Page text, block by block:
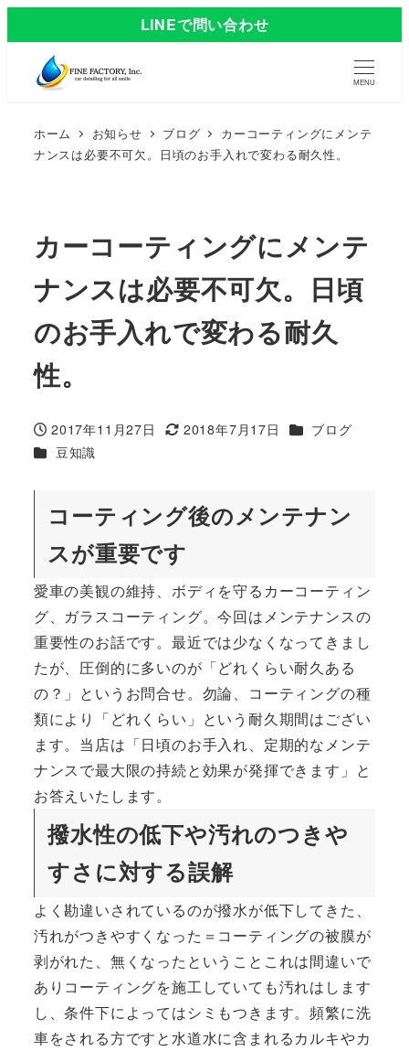
LINEで問い合わせ
MENU
ホーム お知らせ ブログ
カーコーティングにメンテ
ナンスは必要不可欠。日頃のお手入れで変わる耐久性。
カーコーティングにメンテ
ナンスは必要不可欠。日頃
のお手入れで変わる耐久
性。
投稿日
2017年11月27日
更新日
2018年7月17日 カテゴリー
ブログ
カテゴリー
豆知識
コーティング後のメンテナン
スが重要です
愛車の美観の維持、ボディを守るカーコーティン
グ、ガラスコーティング。今回はメンテナンスの
重要性のお話です。最近では少なくなってきまし
たが、圧倒的に多いのが「どれくらい耐久ある
の？」というお問合せ。勿論、コーティングの種
類により「どれくらい」という耐久期間はござい
ます。当店は「日頃のお手入れ、定期的なメンテ
ナンスで最大限の持続と効果が発揮できます」と
お答えいたします。
撥水性の低下や汚れのつきや
すさに対する誤解
よく勘違いされているのが撥水が低下してきた、
汚れがつきやすくなった＝コーティングの被膜が
剥がれた、無くなったということこれは間違いで
ありコーティングを施工していても汚れはします
し、条件下によってはシミもつきます。頻繁に洗
車をされる方ですと水道水に含まれるカルキやカ